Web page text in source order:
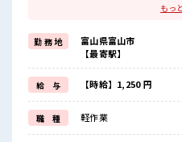
≪女性も活躍中の職場≫
もちろん男性の応募もOKですよ！
≪週休2日制≫
週末は家族や友人と一緒にプライ
≪髪色自由で自分らしく働く≫
明るすぎたり奇抜でなければ基本
(規定有)制服があると毎日の服選
≪収入アップを目指せる≫
高時給だらけの派遣のお仕事です
もっ
勤 務 地
富山県富山市
【最寄駅】
給 与 【時給】1,250 円
職 種 軽作業